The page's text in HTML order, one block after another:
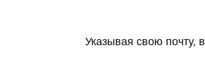
Указывая свою почту,